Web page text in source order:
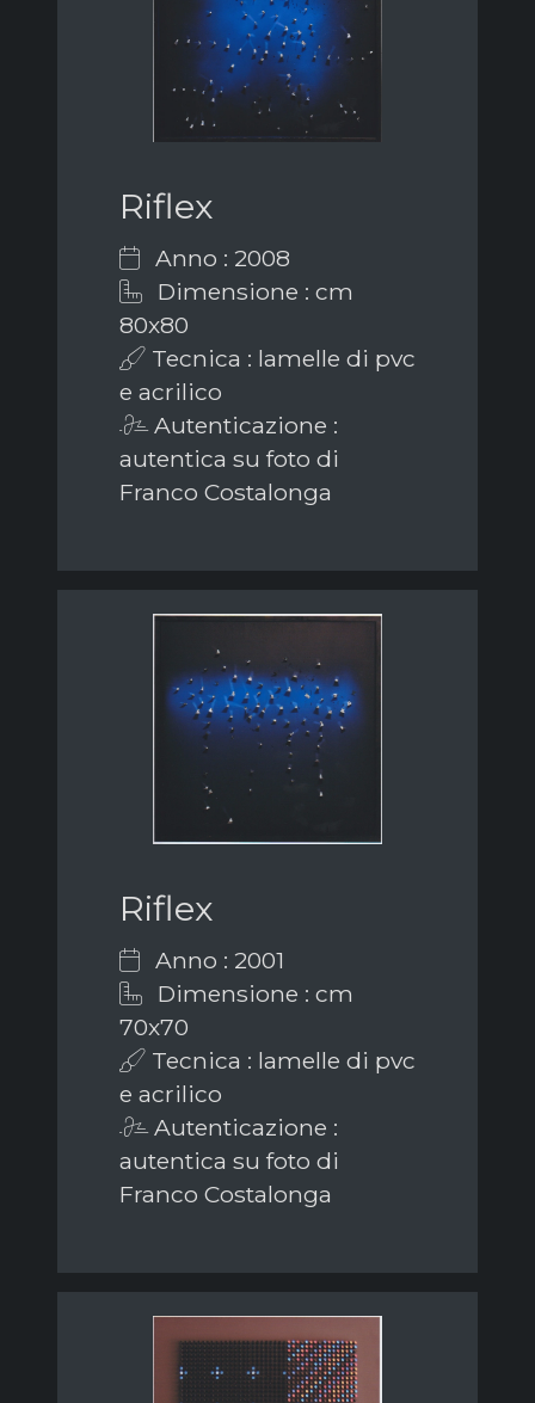
Riflex
Anno : 2008
Dimensione : cm
80x80
Tecnica : lamelle di pvc
e acrilico
Autenticazione :
autentica su foto di
Franco Costalonga
Riflex
Anno : 2001
Dimensione : cm
70x70
Tecnica : lamelle di pvc
e acrilico
Autenticazione :
autentica su foto di
Franco Costalonga